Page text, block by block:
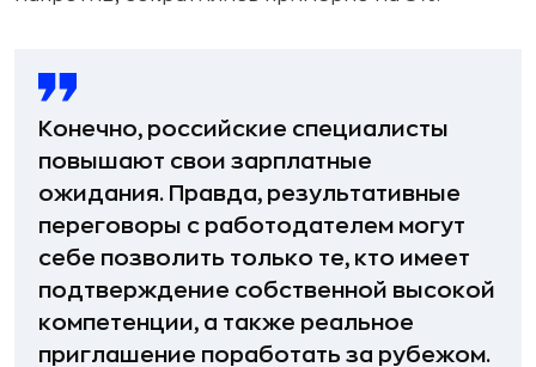
Конечно, российские специалисты
повышают свои зарплатные
ожидания. Правда, результативные
переговоры с работодателем могут
себе позволить только те, кто имеет
подтверждение собственной высокой
компетенции, а также реальное
приглашение поработать за рубежом.